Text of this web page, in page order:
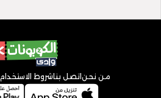
من نحن اتصل بنا شروط الاستخدام